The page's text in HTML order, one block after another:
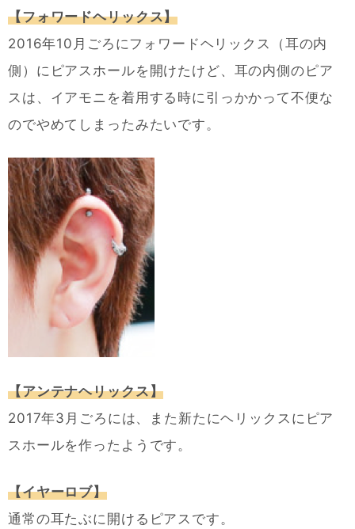
【フォワードヘリックス】
2016年10月ごろにフォワードヘリックス（耳の内
側）にピアスホールを開けたけど、耳の内側のピア
スは、イアモニを着用する時に引っかかって不便な
のでやめてしまったみたいです。
【アンテナヘリックス】
2017年3月ごろには、また新たにヘリックスにピア
スホールを作ったようです。
【イヤーロブ】
通常の耳たぶに開けるピアスです。